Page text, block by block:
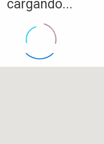
cargando...